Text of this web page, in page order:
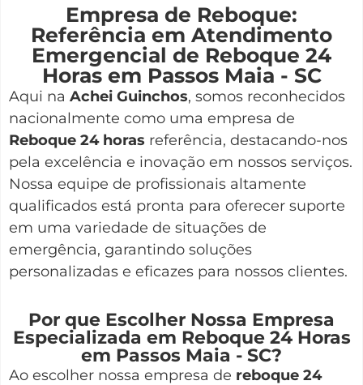
Empresa de Reboque:
Referência em Atendimento
Emergencial de Reboque 24
Horas em Passos Maia - SC
Aqui na Achei Guinchos, somos reconhecidos
nacionalmente como uma empresa de
Reboque 24 horas referência, destacando-nos
pela excelência e inovação em nossos serviços.
Nossa equipe de profissionais altamente
qualificados está pronta para oferecer suporte
em uma variedade de situações de
emergência, garantindo soluções
personalizadas e eficazes para nossos clientes.
Por que Escolher Nossa Empresa
Especializada em Reboque 24 Horas
em Passos Maia - SC?
Ao escolher nossa empresa de reboque 24